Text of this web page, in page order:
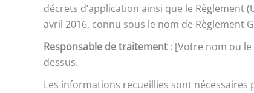
décrets d’application ainsi que le Règlement
avril 2016, connu sous le nom de Règlement
Responsable de traitement : [Votre nom ou
dessus.
Les informations recueillies sont